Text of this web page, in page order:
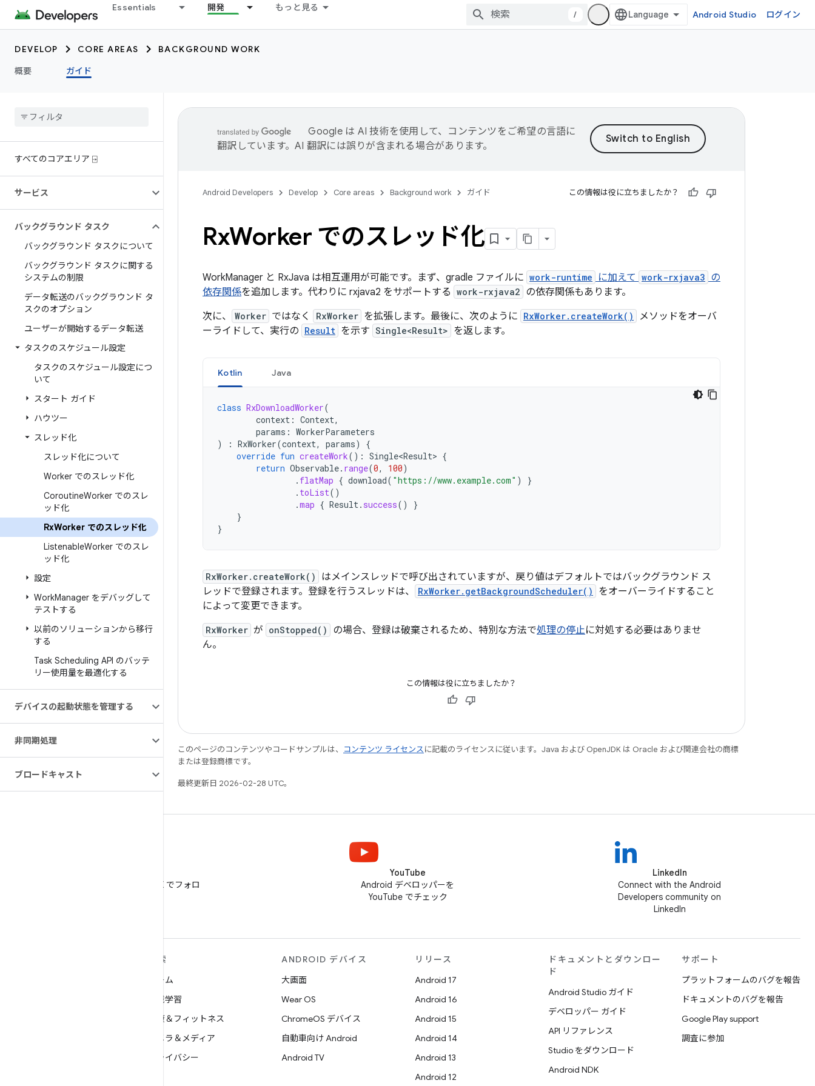
Essentials 開発 もっと見る
/ Android Studio ログイン
DEVELOP CORE AREAS
BACKGROUND WORK
概要
ガイド
すべてのコアエリア ⍈
サービス
バックグラウンド タスク
バックグラウンド タスクについて
バックグラウンド タスクに関する
システムの制限
データ転送のバックグラウンド タ
スクのオプション
ユーザーが開始するデータ転送
タスクのスケジュール設定
タスクのスケジュール設定につ
いて
スタート ガイド
ハウツー
スレッド化
スレッド化について
Worker でのスレッド化
CoroutineWorker でのスレ
ッド化
RxWorker でのスレッド化
ListenableWorker でのスレ
ッド化
設定
WorkManager をデバッグして
テストする
以前のソリューションから移行
する
Task Scheduling API のバッテ
リー使用量を最適化する
デバイスの起動状態を管理する
非同期処理
ブロードキャスト
Google は AI 技術を使用して、コンテンツをご希望の言語に
翻訳しています。AI 翻訳には誤りが含まれる場合があります。
Android Developers Develop Core areas Background work ガイド この情報は役に立ちましたか？
RxWorker でのスレッド化
WorkManager と RxJava は相互運用が可能です。まず、gradle ファイルに work-runtime に加えて work-rxjava3 の
依存関係を追加します。代わりに rxjava2 をサポートする work-rxjava2 の依存関係もあります。
次に、
Worker ではなく RxWorker を拡張します。最後に、次のように RxWorker.createWork()
メソッドをオーバ
ーライドして、実行の Result を示す Single<Result> を返します。
Kotlin Java
class RxDownloadWorker(
context : Context,
params : WorkerParameters
)
: RxWorker(context, params)
{
override fun createWork(): Single<Result> {
return Observable. range(0, 100)
. flatMap { download( "https://www.example.com" )
}
. toList()
.map { Result. success()
}
}
}
RxWorker.createWork() はメインスレッドで呼び出されていますが、戻り値はデフォルトではバックグラウンド ス
レッドで登録されます。登録を行うスレッドは、 RxWorker.getBackgroundScheduler()
をオーバーライドすること
によって変更できます。
RxWorker が onStopped() の場合、登録は破棄されるため、特別な方法で処理の停止に対処する必要はありませ
ん。
この情報は役に立ちましたか？
このページのコンテンツやコードサンプルは、 コンテンツ ライセンスに記載のライセンスに従います。Java および OpenJDK は Oracle および関連会社の商標
または登録商標です。
最終更新日 2026-02-28 UTC。
@AndroidDev を X でフォロ
YouTube
Android デベロッパーを
YouTube でチェック
LinkedIn
Connect with the Android
Developers community on
LinkedIn
探索
ゲーム
機械学習
健康＆フィットネス
カメラ＆メディア
プライバシー
ANDROID デバイス
大画面
Wear OS
ChromeOS デバイス
自動車向け Android
Android TV
リリース
Android 17
Android 16
Android 15
Android 14
Android 13
Android 12
ドキュメントとダウンロー
ド
Android Studio ガイド
デベロッパー ガイド
API リファレンス
Studio をダウンロード
Android NDK
サポート
プラットフォームのバグを報告
ドキュメントのバグを報告
Google Play support
調査に参加